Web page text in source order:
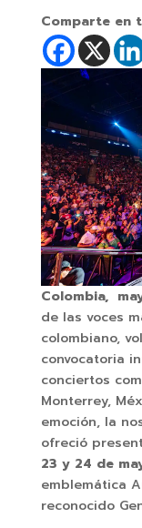
Comparte en
Colombia,
de las voces
colombiano,
convocatoria
conciertos
Monterrey,
emoción, la
ofreció
23 y 24 de
emblemática
reconocido